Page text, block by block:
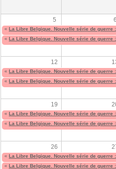
5 6
« La Libre Belgique. Nouvelle série de guerre
« La Libre Belgique. Nouvelle série de guerre
12
« La Libre Belgique. Nouvelle série de guerre
« La Libre Belgique. Nouvelle série de guerre
19
« La Libre Belgique. Nouvelle série de guerre
« La Libre Belgique. Nouvelle série de guerre
26
« La Libre Belgique. Nouvelle série de guerre
« La Libre Belgique. Nouvelle série de guerre